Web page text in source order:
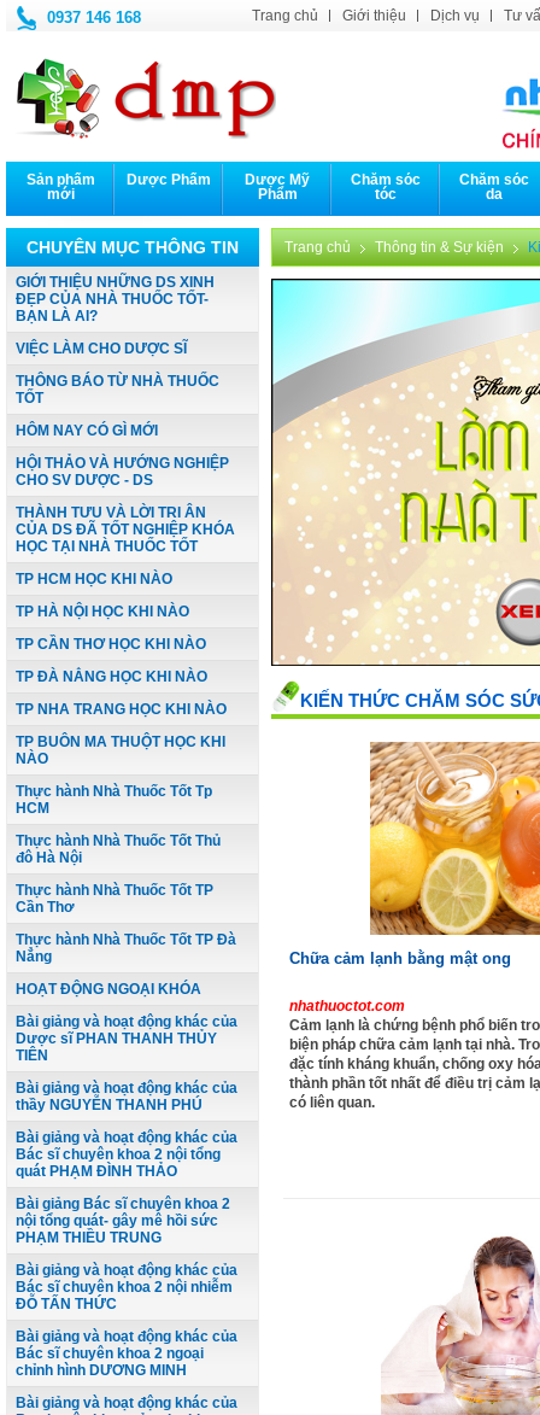
0937 146 168 Trang chủ Giới thiệu Dịch vụ Tư
Sản phẩm
mới
Dược Phẩm
Dược Mỹ
Phẩm
Chăm sóc
tóc
Chăm sóc
da
CHUYÊN MỤC THÔNG TIN
GIỚI THIỆU NHỮNG DS XINH
ĐẸP CỦA NHÀ THUỐC TỐT-
BẠN LÀ AI?
VIỆC LÀM CHO DƯỢC SĨ
THÔNG BÁO TỪ NHÀ THUỐC
TỐT
HÔM NAY CÓ GÌ MỚI
HỘI THẢO VÀ HƯỚNG NGHIỆP
CHO SV DƯỢC - DS
THÀNH TƯU VÀ LỜI TRI ÂN
CỦA DS ĐÃ TỐT NGHIỆP KHÓA
HỌC TẠI NHÀ THUỐC TỐT
TP HCM HỌC KHI NÀO
TP HÀ NỘI HỌC KHI NÀO
TP CẦN THƠ HỌC KHI NÀO
TP ĐÀ NẲNG HỌC KHI NÀO
TP NHA TRANG HỌC KHI NÀO
TP BUÔN MA THUỘT HỌC KHI
NÀO
Thực hành Nhà Thuốc Tốt Tp
HCM
Thực hành Nhà Thuốc Tốt Thủ
đô Hà Nội
Thực hành Nhà Thuốc Tốt TP
Cần Thơ
Thực hành Nhà Thuốc Tốt TP Đà
Nẳng
HOẠT ĐỘNG NGOẠI KHÓA
Bài giảng và hoạt động khác của
Dược sĩ PHAN THANH THỦY
TIÊN
Bài giảng và hoạt động khác của
thầy NGUYỄN THANH PHÚ
Bài giảng và hoạt động khác của
Bác sĩ chuyên khoa 2 nội tổng
quát PHẠM ĐÌNH THẢO
Bài giảng Bác sĩ chuyên khoa 2
nội tổng quát- gây mê hồi sức
PHẠM THIỀU TRUNG
Bài giảng và hoạt động khác của
Bác sĩ chuyên khoa 2 nội nhiễm
ĐỖ TẤN THỨC
Bài giảng và hoạt động khác của
Bác sĩ chuyên khoa 2 ngoại
chỉnh hình DƯƠNG MINH
Bài giảng và hoạt động khác của
Trang chủ Thông tin & Sự kiện
KIẾN THỨC CHĂM SÓC
Chữa cảm lạnh bằng mật ong
nhathuoctot.com
Cảm lạnh là chứng bệnh phổ biến
biện pháp chữa cảm lạnh tại nhà.
đặc tính kháng khuẩn, chống oxy
thành phần tốt nhất để điều trị cảm
có liên quan.